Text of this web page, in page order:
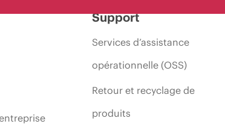
Support
Services d’assistance
opérationnelle (OSS)
Retour et recyclage de
produits